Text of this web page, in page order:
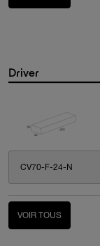
Driver
CV70-F-24-N
VOIR TOUS